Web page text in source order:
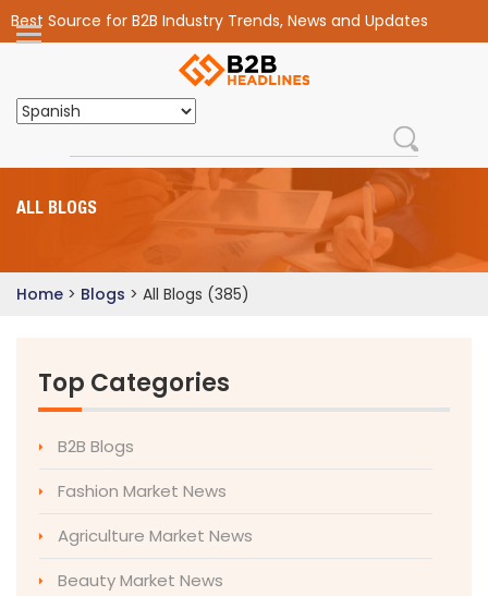
Best Source for B2B Industry Trends, News and Updates
ALL BLOGS
Home > Blogs > All Blogs (385)
Top Categories
B2B Blogs
Fashion Market News
Agriculture Market News
Beauty Market News